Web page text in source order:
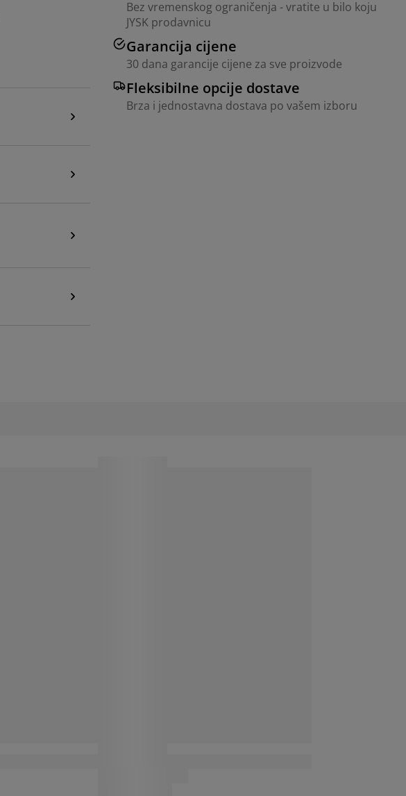
Bez vremenskog ograničenja - vratite u bilo koju
JYSK prodavnicu
Garancija cijene
30 dana garancije cijene za sve proizvode
Fleksibilne opcije dostave
Brza i jednostavna dostava po vašem izboru